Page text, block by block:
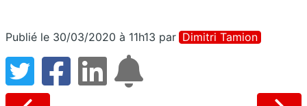
Publié le 30/03/2020 à 11h13 par Dimitri Tamion